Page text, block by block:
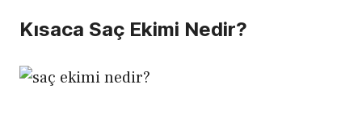
Kısaca Saç Ekimi Nedir?